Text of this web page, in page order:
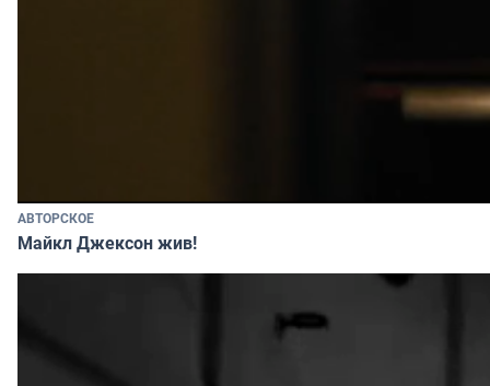
АВТОРСКОЕ
Майкл Джексон жив!